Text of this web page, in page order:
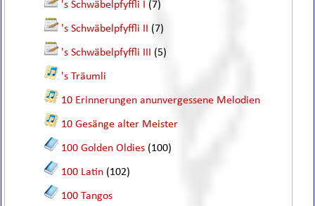
's Schwäbelpfyffli I (7)
's Schwäbelpfyffli II (7)
's Schwäbelpfyffli III (5)
's Träumli
10 Erinnerungen anunvergessene Melodien
10 Gesänge alter Meister
100 Golden Oldies (100)
100 Latin (102)
100 Tangos